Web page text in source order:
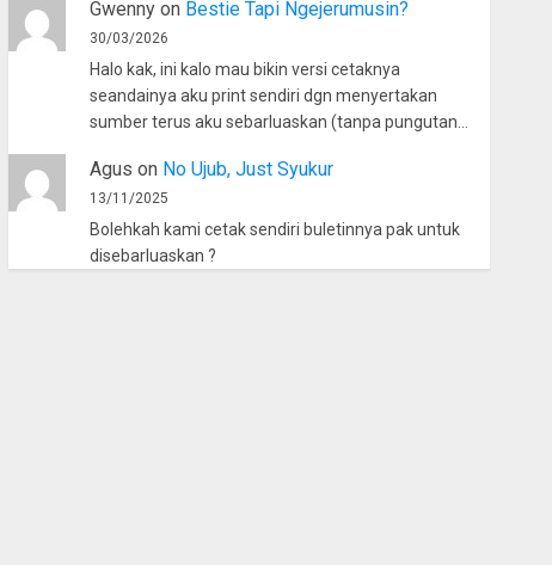
Gwennyon Bestie Tapi Ngejerumusin?
30/03/2026
Halo kak, ini kalo mau bikin versi cetaknya
seandainya aku print sendiri dgn menyertakan
sumber terus aku sebarluaskan (tanpa pungutan…
Agus on No Ujub, Just Syukur
13/11/2025
Bolehkah kami cetak sendiri buletinnya pak untuk
disebarluaskan ?